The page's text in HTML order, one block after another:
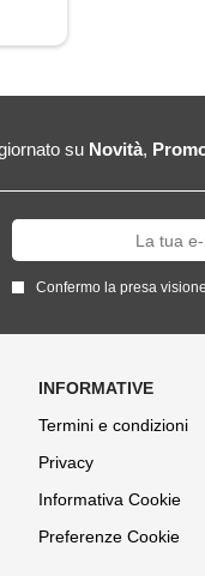
su Novità,
Confermo la presa
Termini e condizioni
Privacy
Informativa Cookie
Preferenze Cookie